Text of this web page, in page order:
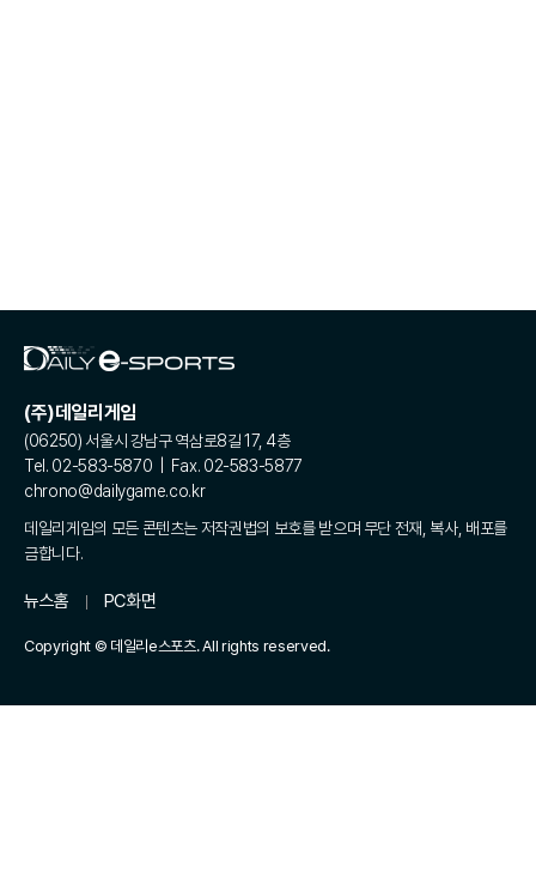
(주)데일리게임
(06250) 서울시 강남구 역삼로8길 17, 4층
Tel. 02-583-5870 | Fax. 02-583-5877
chrono@dailygame.co.kr
데일리게임의 모든 콘텐츠는 저작권법의 보호를 받으며 무단 전재, 복사, 배포를
금합니다.
뉴스홈 PC화면
Copyright © 데일리e스포츠. All rights reserved.